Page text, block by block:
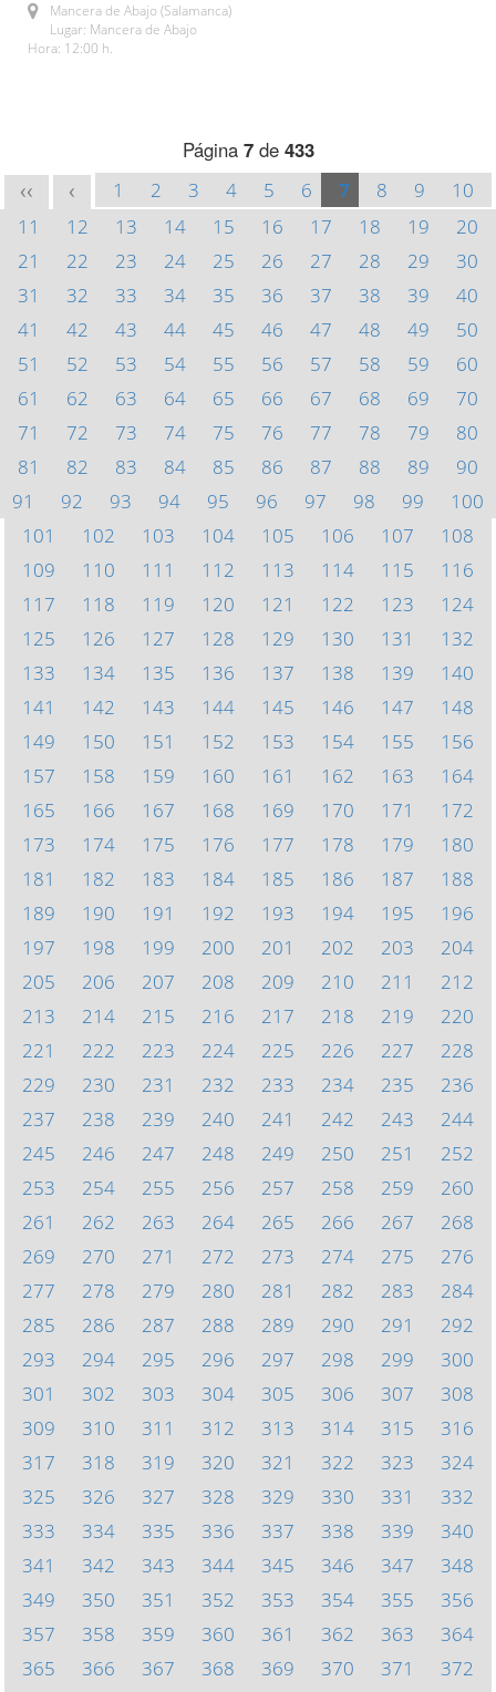
Mancera de Abajo (Salamanca)
Lugar: Mancera de Abajo
Hora: 12:00 h.
Página 7de 433
<< < 1 2 3 4 5 6 7 8 9
10
11
12 13 14 15 16 17 18 19
20
21
22 23 24 25 26 27 28 29
30
31
32 33 34 35 36 37 38 39
40
41
42 43 44 45 46 47 48 49
50
51
52 53 54 55 56 57 58 59
60
61
62 63 64 65 66 67 68 69
70
71
72 73 74 75 76 77 78 79
80
81
82 83 84 85 86 87 88 89
90
91
92 93 94 95 96 97 98 99
100
101
102 103 104 105 106 107
108
109
110 111 112 113 114 115
116
117
118 119 120 121 122 123
124
125
126 127 128 129 130 131
132
133
134 135 136 137 138 139
140
141
142 143 144 145 146 147
148
149
150 151 152 153 154 155
156
157
158 159 160 161 162 163
164
165
166 167 168 169 170 171
172
173
174 175 176 177 178 179
180
181
182 183 184 185 186 187
188
189
190 191 192 193 194 195
196
197
198 199 200 201 202 203
204
205
206 207 208 209 210 211
212
213
214 215 216 217 218 219
220
221
222 223 224 225 226 227
228
229
230 231 232 233 234 235
236
237
238 239 240 241 242 243
244
245
246 247 248 249 250 251
252
253
254 255 256 257 258 259
260
261
262 263 264 265 266 267
268
269
270 271 272 273 274 275
276
277
278 279 280 281 282 283
284
285
286 287 288 289 290 291
292
293
294 295 296 297 298 299
300
301
302 303 304 305 306 307
308
309
310 311 312 313 314 315
316
317
318 319 320 321 322 323
324
325
326 327 328 329 330 331
332
333
334 335 336 337 338 339
340
341
342 343 344 345 346 347
348
349
350 351 352 353 354 355
356
357
358 359 360 361 362 363
364
365
366 367 368 369 370 371
372